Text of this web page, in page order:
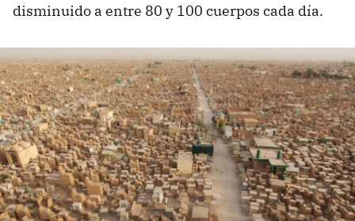
disminuido a entre 80 y 100 cuerpos cada día.